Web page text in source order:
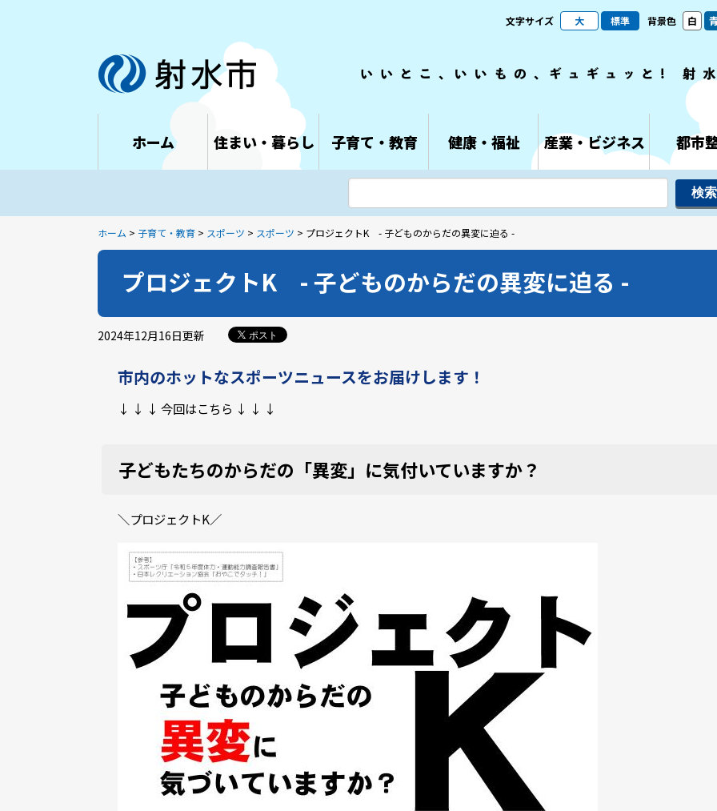
文字サイズ 大 標準 背景色 白
ホーム 住まい・暮らし 子育て・教育 健康・福祉 産業・ビジネス 都市
ホーム > 子育て・教育 > スポーツ > スポーツ > プロジェクトK - 子どものからだの異変に迫る -
プロジェクトK - 子どものからだの異変に迫る -
2024年12月16日更新 ポスト
市内のホットなスポーツニュースをお届けします！
↓ ↓ ↓ 今回はこちら ↓ ↓ ↓
子どもたちのからだの「異変」に気付いていますか？
＼プロジェクトK／